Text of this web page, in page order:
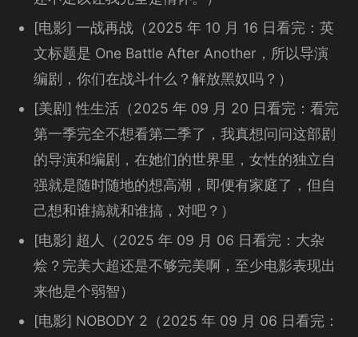
[电影] 一战再战（2025 年 10 月 16 日看完：英
文标题是 One Battle After Another，所以导演
编剧，你们在战斗什么？解放黑奴吗？）
[美剧] 性生活（2025 年 09 月 20 日看完：看完
第一季完全不想看第二季了，我真想问问这部剧
的导演和编剧，在她们的世界里，女性的独立自
强就是随时随地的想高潮，即便有家庭了，但自
己想和谁搞就和谁搞，对吧？）
[电影] 超人（2025 年 09 月 06 日看完：大杂
烩？完美大超还是不够完美啊，至少电影表现出
来他是个弱智）
[电影] NOBODY 2（2025 年 09 月 06 日看完：